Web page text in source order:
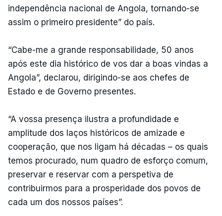
independência nacional de Angola, tornando-se
assim o primeiro presidente” do país.
“Cabe-me a grande responsabilidade, 50 anos
após este dia histórico de vos dar a boas vindas a
Angola”, declarou, dirigindo-se aos chefes de
Estado e de Governo presentes.
“A vossa presença ilustra a profundidade e
amplitude dos laços históricos de amizade e
cooperação, que nos ligam há décadas – os quais
temos procurado, num quadro de esforço comum,
preservar e reservar com a perspetiva de
contribuirmos para a prosperidade dos povos de
cada um dos nossos países”.